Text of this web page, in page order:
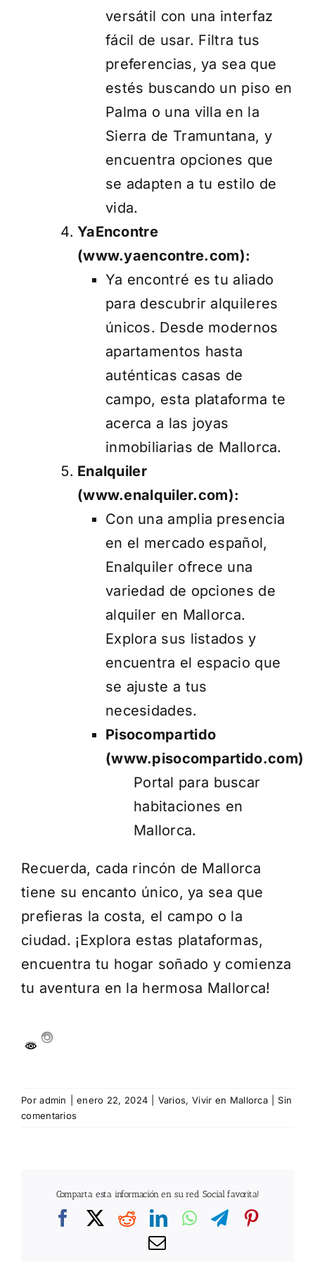
versátil con una interfaz
fácil de usar. Filtra tus
preferencias, ya sea que
estés buscando un piso en
Palma o una villa en la
Sierra de Tramuntana, y
encuentra opciones que
se adapten a tu estilo de
vida.
YaEncontre
(www.yaencontre.com):
Ya encontré es tu aliado
para descubrir alquileres
únicos. Desde modernos
apartamentos hasta
auténticas casas de
campo, esta plataforma te
acerca a las joyas
inmobiliarias de Mallorca.
Enalquiler
(www.enalquiler.com):
Con una amplia presencia
en el mercado español,
Enalquiler ofrece una
variedad de opciones de
alquiler en Mallorca.
Explora sus listados y
encuentra el espacio que
se ajuste a tus
necesidades.
Pisocompartido
(www.pisocompartido.com)
Portal para buscar
habitaciones en
Mallorca.
Recuerda, cada rincón de Mallorca
tiene su encanto único, ya sea que
prefieras la costa, el campo o la
ciudad. ¡Explora estas plataformas,
encuentra tu hogar soñado y comienza
tu aventura en la hermosa Mallorca!
Poradmin enero 22, 2024 Varios, Vivir en Mallorca
Sin
comentarios
Comparta esta información en su red Social favorita!
FacebookRedditLinkedIn
WhatsApp
Telegram
Correo